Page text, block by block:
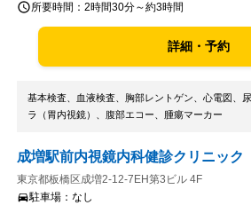
所要時間： 2時間30分～約3時間
詳細・予約
基本検査、血液検査、胸部レントゲン、心電図、
ラ（胃内視鏡）、腹部エコー、腫瘍マーカー
成増駅前内視鏡内科健診クリニック
東京都板橋区成増2-12-7EH第3ビル 4F
駐車場： なし